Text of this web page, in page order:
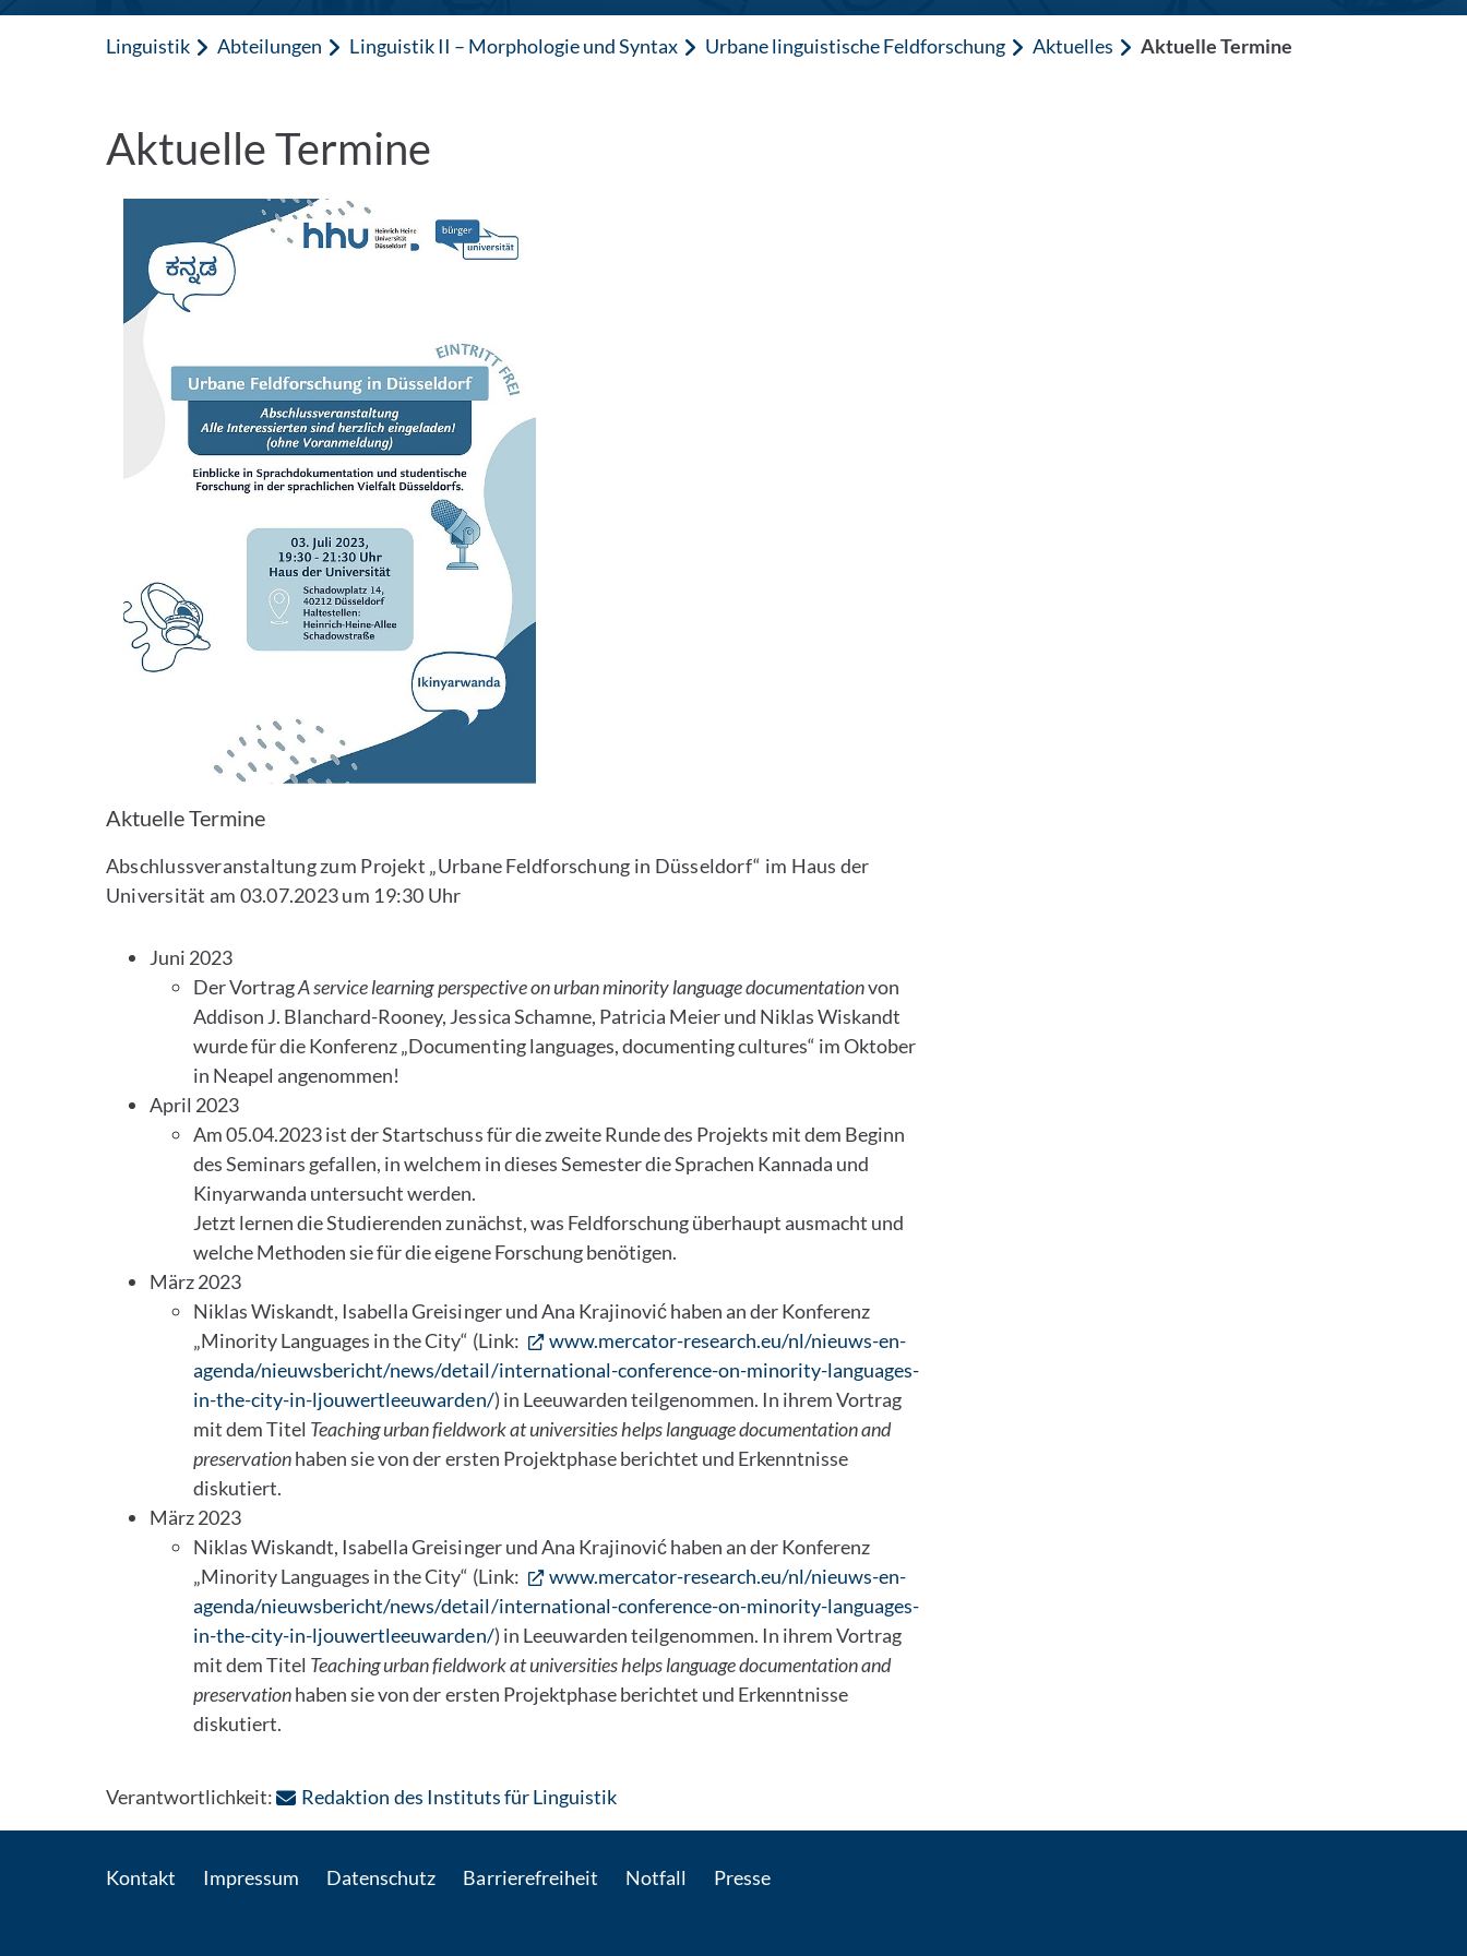
Linguistik Abteilungen Linguistik II – Morphologie und Syntax Urbane linguistische Feldforschung Aktuelles Aktuelle Termine
Aktuelle Termine
Aktuelle Termine
Abschlussveranstaltung zum Projekt „Urbane Feldforschung in Düsseldorf“ im Haus der
Universität am 03.07.2023 um 19:30 Uhr
Juni 2023
Der VortragA service learning perspective on urban minority language documentationvon
Addison J. Blanchard-Rooney, Jessica Schamne, Patricia Meier und Niklas Wiskandt
wurde für die Konferenz „Documenting languages, documenting cultures“ im Oktober
in Neapel angenommen!
April 2023
Am 05.04.2023 ist der Startschuss für die zweite Runde des Projekts mit dem Beginn
des Seminars gefallen, in welchem in dieses Semester die Sprachen Kannada und
Kinyarwanda untersucht werden.
Jetzt lernen die Studierenden zunächst, was Feldforschung überhaupt ausmacht und
welche Methoden sie für die eigene Forschung benötigen.
März 2023
Niklas Wiskandt, Isabella Greisinger und Ana Krajinović haben an der Konferenz
„Minority Languages in the City“ (Link:
www.mercator-research.eu/nl/nieuws-en-
agenda/nieuwsbericht/news/detail/international-conference-on-minority-languages-
in-the-city-in-ljouwertleeuwarden/) in Leeuwarden teilgenommen. In ihrem Vortrag
mit dem Titel Teaching urban fieldwork at universities helps language documentation and
preservationhaben sie von der ersten Projektphase berichtet und Erkenntnisse
diskutiert.
März 2023
Niklas Wiskandt, Isabella Greisinger und Ana Krajinović haben an der Konferenz
„Minority Languages in the City“ (Link:
www.mercator-research.eu/nl/nieuws-en-
agenda/nieuwsbericht/news/detail/international-conference-on-minority-languages-
in-the-city-in-ljouwertleeuwarden/) in Leeuwarden teilgenommen. In ihrem Vortrag
mit dem Titel Teaching urban fieldwork at universities helps language documentation and
preservationhaben sie von der ersten Projektphase berichtet und Erkenntnisse
diskutiert.
Verantwortlichkeit: Redaktion des Instituts für Linguistik: Per E-Mail kontaktieren
Kontakt Impressum Datenschutz Barrierefreiheit Notfall Presse